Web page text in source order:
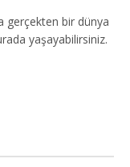
gerçekten bir dünya
yaşayabilirsiniz.